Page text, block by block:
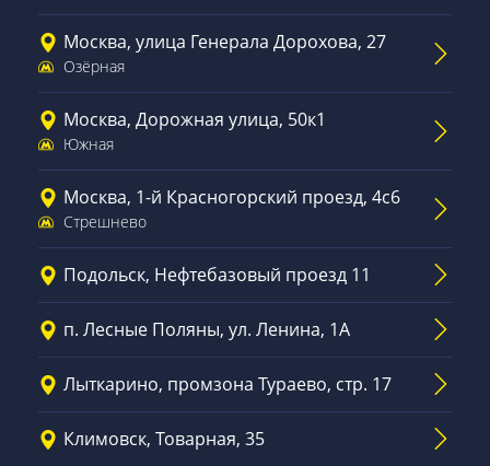
Москва, улица Генерала Дорохова, 27
Озёрная
Москва, Дорожная улица, 50к1
Южная
Москва, 1-й Красногорский проезд, 4с6
Стрешнево
Подольск, Нефтебазовый проезд 11
п. Лесные Поляны, ул. Ленина, 1А
Лыткарино, промзона Тураево, стр. 17
Климовск, Товарная, 35